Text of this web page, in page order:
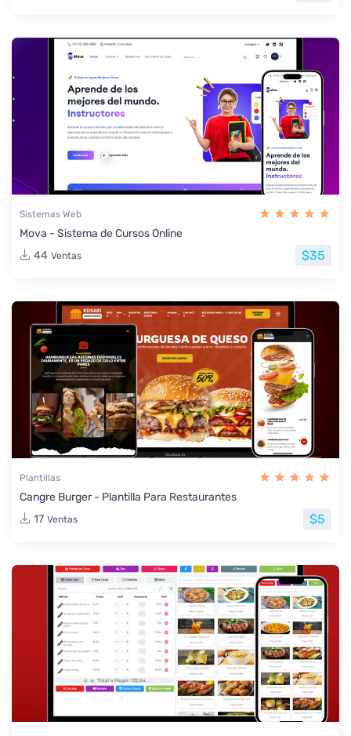
Sistemas Web
Mova - Sistema de Cursos Online
44 Ventas $35
Plantillas
Cangre Burger - Plantilla Para Restaurantes
17 Ventas $5